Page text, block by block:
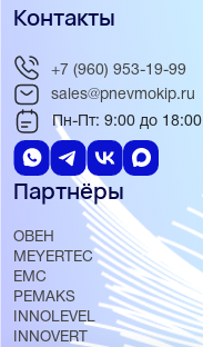
Партнёры
ОВЕН
MEYERTEC
EMC
PEMAKS
INNOLEVEL
INNOVERT
Контакты
+7 (960) 953-19-99
sales@pnevmokip.ru
Пн-Пт: 9:00 до 18:00